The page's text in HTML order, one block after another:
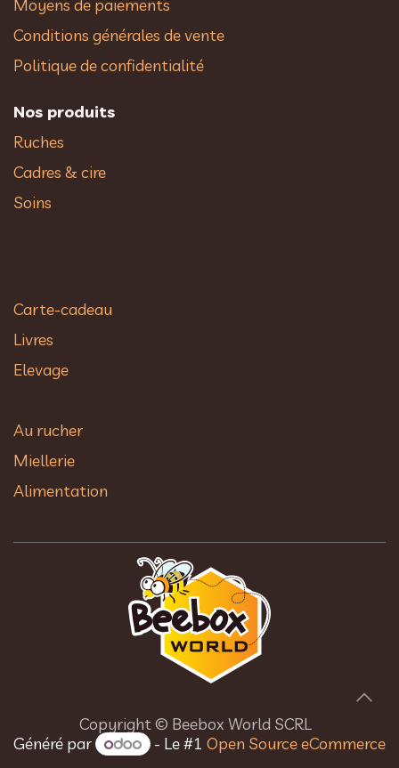
Moyens de paiements
Conditions générales de vente
Politique de confidentialité
Nos produits
Ruches
Cadres & cire
Soins
Carte-cadeau
Livres
Elevage
Au rucher​
Miellerie
Alimentation
Copyright © Beebox World SCRL
Généré par
- Le #1 Open Source eCommerce